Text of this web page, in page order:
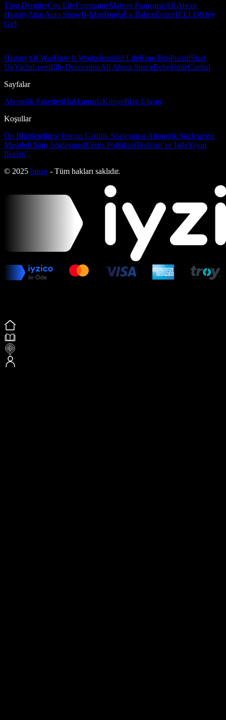
Tüm DergilerCeo LifeFormsanteMaison FrançaiseAll About
HistoryAtlasAuto ShowB-MagBurdaEv BahçeEvimHELLO!Hey
Girl
History Of WarHow It Worksİstanbul LifeKore PopPozitifStart
UpYachtLevelElle DecorationAll About SpaceBebeğimleCapital
Sayfalar
Abonelik PaketleriHakkımızdaKünyeBize Ulaşın
Koşullar
Ön Bilgilendirme Formu Gizlilik Sözleşmesi Abonelik Sözleşmesi
Mesafeli Satış SözleşmesiÇerez PolitikasıTeslimat ve İadeYayın
İlkeleri
© 2025 bmag - Tüm hakları saklıdır.